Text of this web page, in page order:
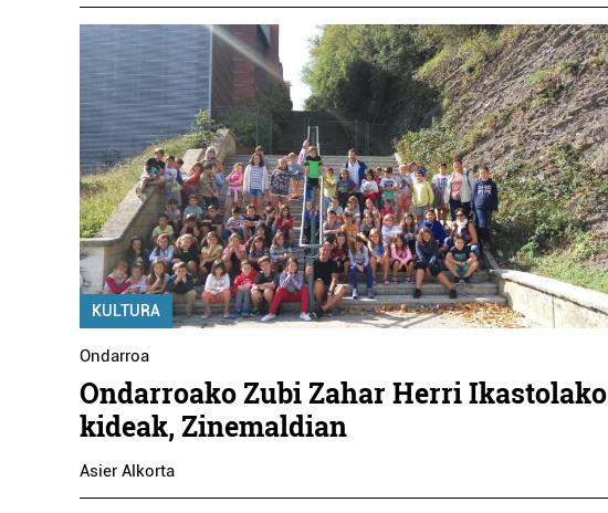
KULTURA
Ondarroa
Ondarroako Zubi Zahar Herri Ikastolako
kideak, Zinemaldian
Asier Alkorta